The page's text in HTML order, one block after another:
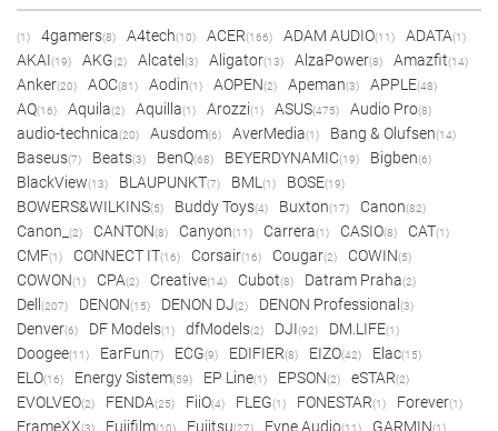
(1) 4gamers(8) A4tech(10) ACER(166) ADAM AUDIO(11) ADATA(1)
AKAI(19) AKG(2) Alcatel (3) Aligator(13) AlzaPower(8) Amazfit(14)
Anker(20) AOC(81) Aodin(1) AOPEN(2) Apeman(3) APPLE(48)
AQ(16) Aquila(2) Aquilla(1) Arozzi(1) ASUS(475) Audio Pro(8)
audio-technica(20) Ausdom(6) AverMedia(1) Bang & Olufsen(14)
Baseus(7) Beats(3) BenQ(68) BEYERDYNAMIC(19) Bigben(6)
BlackView(13) BLAUPUNKT(7) BML (1) BOSE(19)
BOWERS&WILKINS(5) Buddy Toys(4) Buxton(17) Canon(82)
Canon_ (2) CANTON(8) Canyon(11) Carrera(1) CASIO(8) CAT(1)
CMF(1) CONNECT IT(16) Corsair(16) Cougar(2) COWIN(5)
COWON(1) CPA(2) Creative(14) Cubot(8) Datram Praha(2)
Dell (207) DENON(15) DENON DJ(2) DENON Professional (3)
Denver(6) DF Models(1) dfModels(2) DJI(92) DM.LIFE(1)
Doogee(11) EarFun(7) ECG(9) EDIFIER(8) EIZO(42) Elac(15)
ELO(16) Energy Sistem(59) EP Line(1) EPSON(2) eSTAR(2)
EVOLVEO(2) FENDA(25) FiiO(4) FLEG(1) FONESTAR(1) Forever(1)
FrameXX(3) Fujifilm(10) Fujitsu(27) Fyne Audio(11) GARMIN(1)